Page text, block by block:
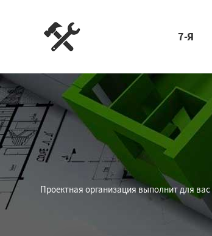
7-Я
Проектная организация выполнит для вас